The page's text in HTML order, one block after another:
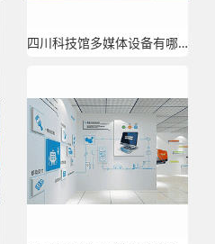
四川科技馆多媒体设备有哪些？